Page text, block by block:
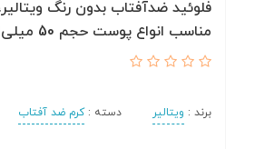
مناسب انواع پوست حجم 50 میلی‌لیتر
برند : ویتالیر دسته :کرم ضد آفتاب